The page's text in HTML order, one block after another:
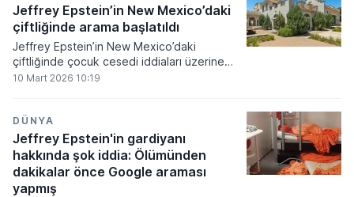
etmemesine rağmen sürecin sonuçlanması
adına bu bedeli ödemeyi onayladı.
Jeffrey Epstein’in New Mexico’daki
çiftliğinde arama başlatıldı
Jeffrey Epstein’in New Mexico’daki
çiftliğinde çocuk cesedi iddiaları üzerine
geniş çaplı bir arama faaliyeti
suçlamalar doğrultusunda başlatılan
incelemelerde güvenlik güçleri arazide
kanıt topladı.
10 Mart 2026 10:19
DÜNYA
Jeffrey Epstein'in gardiyanı
hakkında şok iddia: Ölümünden
dakikalar önce Google araması
yapmış